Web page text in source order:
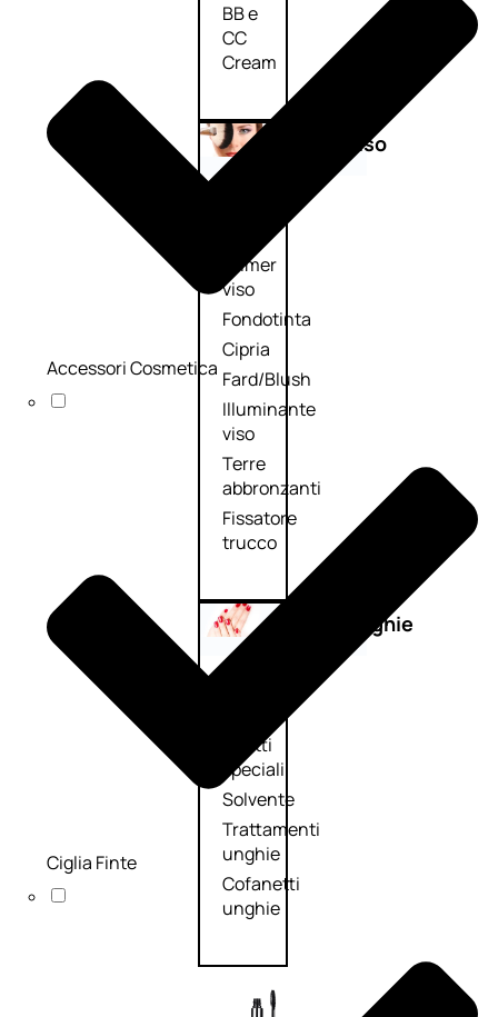
BB e
CC
Cream
Viso
Primer
viso
Fondotinta
Cipria
Fard/Blush
Illuminante
viso
Terre
abbronzanti
Fissatore
trucco
Unghie
Smalto
effetti
speciali
Solvente
Trattamenti
unghie
Cofanetti
unghie
Accessori Cosmetica
Ciglia Finte